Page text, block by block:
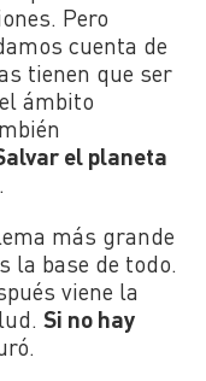
Pero
cuenta de
tienen que ser
ámbito
el planeta
más grande
la base de todo.
viene la
Si no hay